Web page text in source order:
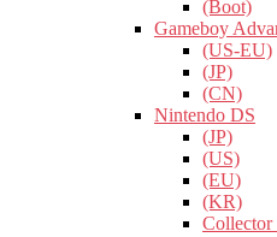
(Boot)
Gameboy
(US-EU)
(JP)
(CN)
Nintendo DS
(JP)
(US)
(EU)
(KR)
Collector